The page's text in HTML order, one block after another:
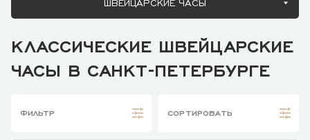
КЛАССИЧЕСКИЕ ШВЕЙЦАРСКИЕ
ЧАСЫ В САНКТ-ПЕТЕРБУРГЕ
ФИЛЬТР СОРТИРОВАТЬ